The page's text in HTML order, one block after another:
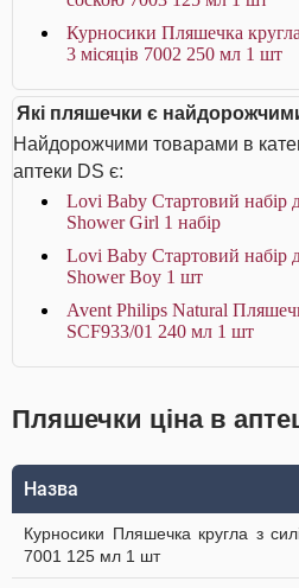
Курносики Пляшечка
3 місяців 7002 250 мл 1 шт
Які пляшечки є
Найдорожчими товарами в
аптеки DS є:
Lovi Baby Стартовий набір
Shower Girl 1 набір
Lovi Baby Стартовий набір
Shower Boy 1 шт
Avent Philips Natural
SCF933/01 240 мл 1 шт
Пляшечки ціна в
Назва
Курносики Пляшечка кругла з
7001 125 мл 1 шт